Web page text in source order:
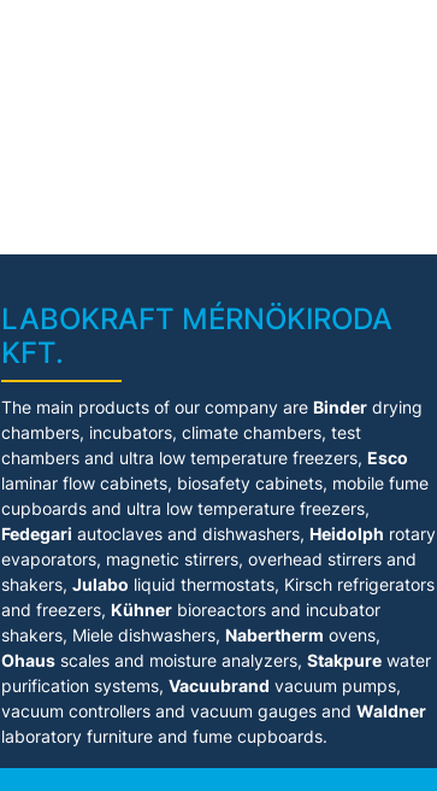
LABOKRAFT MÉRNÖKIRODA
KFT.
The main products of our company areBinder drying
chambers, incubators, climate chambers, test
chambers and ultra low temperature freezers,Esco
laminar flow cabinets, biosafety cabinets, mobile fume
cupboards and ultra low temperature freezers,
Fedegari autoclaves and dishwashers,Heidolph rotary
evaporators, magnetic stirrers, overhead stirrers and
shakers,Julabo liquid thermostats, Kirsch refrigerators
and freezers,Kühner bioreactors and incubator
shakers, Miele dishwashers,Nabertherm ovens,
Ohaus scales and moisture analyzers,Stakpure water
purification systems,Vacuubrand vacuum pumps,
vacuum controllers and vacuum gauges andWaldner
laboratory furniture and fume cupboards.